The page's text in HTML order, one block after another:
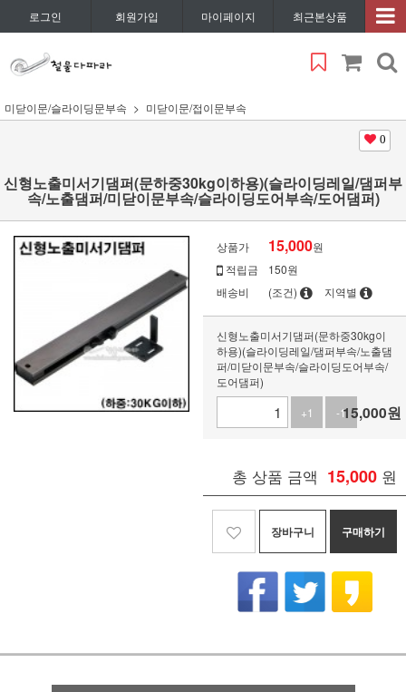
로그인 회원가입 마이페이지 최근본상품
미닫이문/슬라이딩문부속 미닫이문/접이문부속
0
신형노출미서기댐퍼(문하중30kg이하용)(슬라이딩레일/댐퍼부
속/노출댐퍼/미닫이문부속/슬라이딩도어부속/도어댐퍼)
상품가 15,000원
적립금
150원
배송비
(조건) 지역별
신형노출미서기댐퍼(문하중30kg이
하용)(슬라이딩레일/댐퍼부속/노출댐
퍼/미닫이문부속/슬라이딩도어부속/
도어댐퍼)
+1
-115,000원
총 상품 금액 15,000 원
장바구니 구매하기